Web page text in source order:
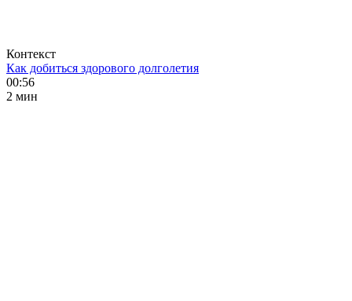
Контекст
Как добиться здорового долголетия
00:56
2 мин